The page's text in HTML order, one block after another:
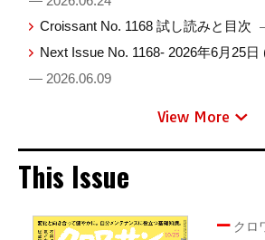
Croissant No. 1168 試し読みと目次
Next Issue No. 1168- 2026年6月25日
— 2026.06.09
View More
This Issue
クロ